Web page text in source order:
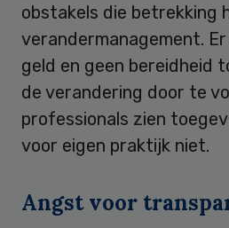
obstakels die betrekking
verandermanagement.
geld en geen bereidheid
de verandering door te
professionals zien
voor eigen praktijk niet.
Angst voor